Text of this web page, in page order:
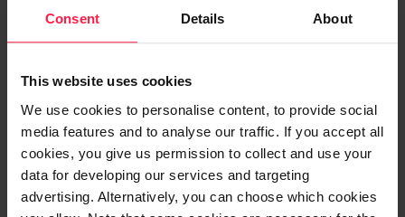
Consent Details About
This website uses cookies
We use cookies to personalise content, to provide social
media features and to analyse our traffic. If you accept all
cookies, you give us permission to collect and use your
data for developing our services and targeting
advertising. Alternatively, you can choose which cookies
Luotettava ja pitkäaikainen
kumppani tekee mitä lupaa
Koska Digia Envision on tehty
asiakkaidemme arjen tehostamista varten,